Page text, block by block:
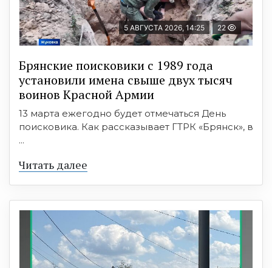
5 АВГУСТА 2026, 14:25 22
Брянские поисковики с 1989 года
установили имена свыше двух тысяч
воинов Красной Армии
13 марта ежегодно будет отмечаться День
поисковика. Как рассказывает ГТРК «Брянск», в
...
Читать далее